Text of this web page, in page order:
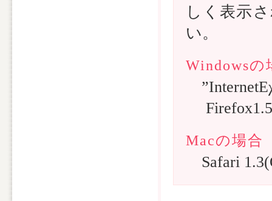
しく表示
い。
Windowsの
Macの場合
Safari